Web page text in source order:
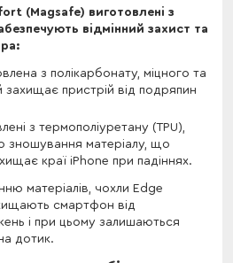
(Magsafe) виготовлені з
відмінний захист та
з полікарбонату, міцного та
захищає пристрій від подряпин
з термополіуретану (TPU),
зношування матеріалу, що
краї iPhone при падіннях.
матеріалів, чохли Edge
смартфон від
і при цьому залишаються
дотик.